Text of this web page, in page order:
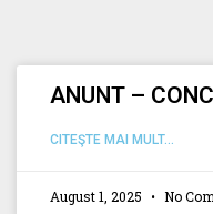
ANUNT –
CITEŞTE MAI MULT...
August 1, 2025 No